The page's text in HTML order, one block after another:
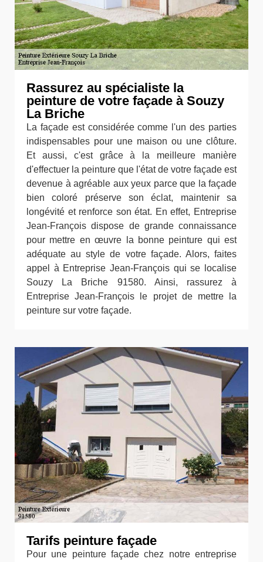
Rassurez au spécialiste la
peinture de votre façade à Souzy
La Briche
La façade est considérée comme l'un des parties
indispensables pour une maison ou une clôture.
Et aussi, c'est grâce à la meilleure manière
d'effectuer la peinture que l'état de votre façade est
devenue à agréable aux yeux parce que la façade
bien coloré préserve son éclat, maintenir sa
longévité et renforce son état. En effet, Entreprise
Jean-François dispose de grande connaissance
pour mettre en œuvre la bonne peinture qui est
adéquate au style de votre façade. Alors, faites
appel à Entreprise Jean-François qui se localise
Souzy La Briche 91580. Ainsi, rassurez à
Entreprise Jean-François le projet de mettre la
peinture sur votre façade.
Tarifs peinture façade
Pour une peinture façade chez notre entreprise